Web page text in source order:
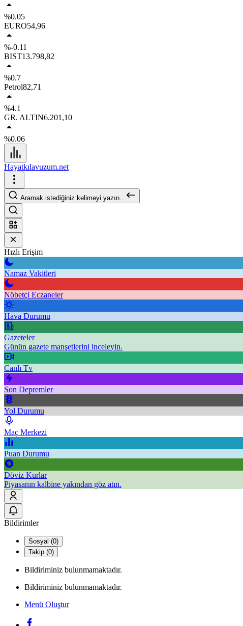
%0.05
EURO54,96
%-0.11
BIST13.798,82
%0.7
Petrol82,71
%4.1
GR. ALTIN6.201,10
%0.06
Hayatkılavuzum.net
Aramak istediğiniz kelimeyi yazın..
Hızlı Erişim
Namaz Vakitleri
Nöbetçi Eczaneler
Hava Durumu
Gazeteler
Günün gazete manşetlerini inceleyin.
Canlı Tv
Son Depremler
Yol Durumu
Maç Merkezi
Puan Durumu
Döviz Kurlar
Piyasanın kalbine yakından göz atın.
Bildirimler
Sosyal (0)
Takip (0)
Bildiriminiz bulunmamaktadır.
Bildiriminiz bulunmamaktadır.
Menü Oluştur